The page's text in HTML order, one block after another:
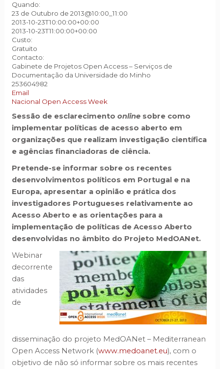
Quando:
23 de Outubro de 2013@10:00_11:00
2013-10-23T10:00:00+00:00
2013-10-23T11:00:00+00:00
Custo:
Gratuito
Contacto:
Gabinete de Projetos Open Access – Serviços de
Documentação da Universidade do Minho
253604982
Email
Nacional Open Access Week
Sessão de esclarecimento onlinesobre como
implementar políticas de acesso aberto em
organizações que realizam investigação científica
e agências financiadoras de ciência.
Pretende-se informar sobre os recentes
desenvolvimentos políticos em Portugal e na
Europa, apresentar a opinião e prática dos
investigadores Portugueses relativamente ao
Acesso Aberto e as orientações para a
implementação de políticas de Acesso Aberto
desenvolvidas no âmbito do Projeto MedOANet.
Webinar
decorrente
das
atividades
de
disseminação do projeto MedOANet – Mediterranean
Open Access Network (www.medoanet.eu), com o
objetivo de não só informar sobre os mais recentes